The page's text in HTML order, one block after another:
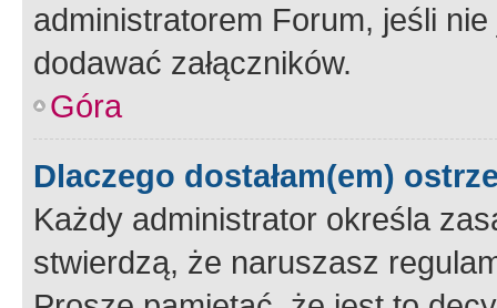
administratorem Forum, jeśli
dodawać załączników.
Góra
Dlaczego dostałam(em)
Każdy administrator określa
stwierdzą, że naruszasz